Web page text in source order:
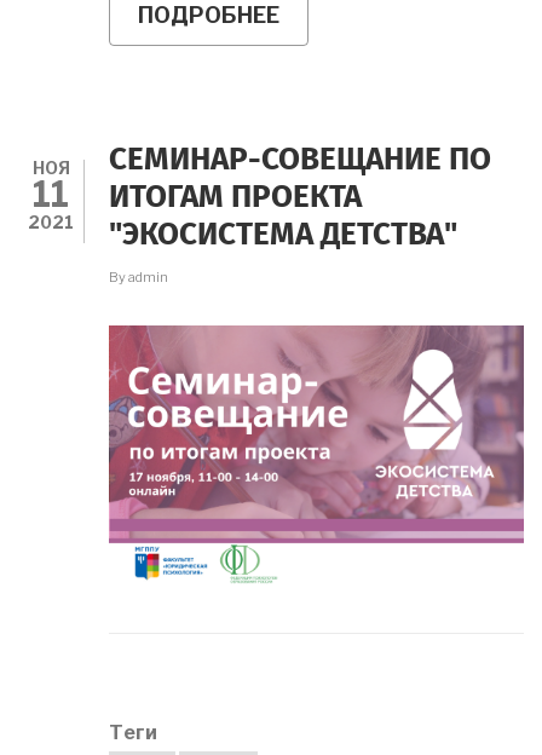
ПОДРОБНЕЕ
УМЕЛЫЙ
-
БУДУЩЕЕ
РОССИИ"
НОЯ
11
2021
СЕМИНАР-СОВЕЩАНИЕ ПО
ИТОГАМ ПРОЕКТА
"ЭКОСИСТЕМА ДЕТСТВА"
Byadmin
Теги